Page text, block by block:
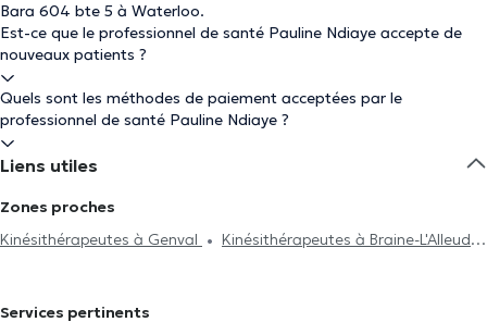
Bara 604 bte 5 à Waterloo.
Est-ce que le professionnel de santé Pauline Ndiaye accepte de
nouveaux patients ?
Quels sont les méthodes de paiement acceptées par le
professionnel de santé Pauline Ndiaye ?
Liens utiles
Zones proches
Kinésithérapeutes à Genval
Kinésithérapeutes à Braine-L'Alleud
Services pertinents